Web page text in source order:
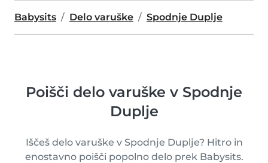
Babysits Delo varuške Spodnje Duplje
Poišči delo varuške v Spodnje
Duplje
Iščeš delo varuške v Spodnje Duplje? Hitro in
enostavno poišči popolno delo prek Babysits.